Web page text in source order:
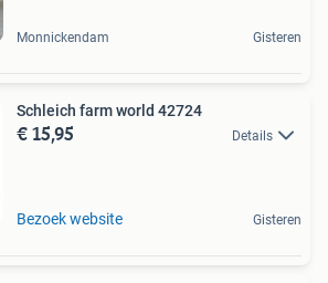
Monnickendam Gisteren
Schleich farm world 42724
€ 15,95 Details
Bezoek website Gisteren